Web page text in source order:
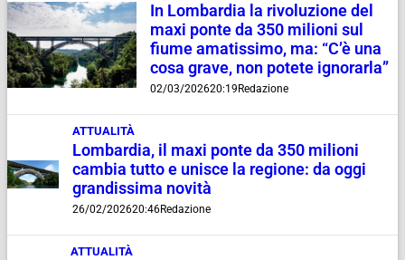
In Lombardia la rivoluzione del
maxi ponte da 350 milioni sul
fiume amatissimo, ma: “C’è una
cosa grave, non potete ignorarla”
02/03/202620:19Redazione
ATTUALITÀ
Lombardia, il maxi ponte da 350 milioni
cambia tutto e unisce la regione: da oggi
grandissima novità
26/02/202620:46Redazione
ATTUALITÀ